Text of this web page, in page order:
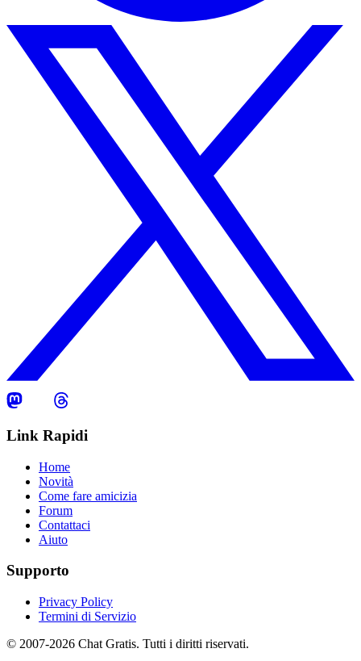
Link Rapidi
Home
Novità
Come fare amicizia
Forum
Contattaci
Aiuto
Supporto
Privacy Policy
Termini di Servizio
© 2007-2026 Chat Gratis. Tutti i diritti riservati.